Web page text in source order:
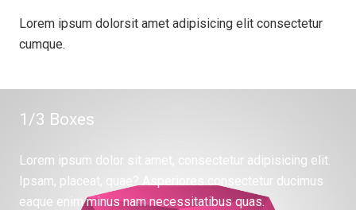
Lorem ipsum dolorsit amet adipisicing elit consectetur
cumque.
1/3 Boxes
Lorem ipsum dolor sit amet, consectetur adipisicing elit.
Ipsam, placeat, quae? Asperiores consectetur ducimus
eaque enim minus nam necessitatibus quas.